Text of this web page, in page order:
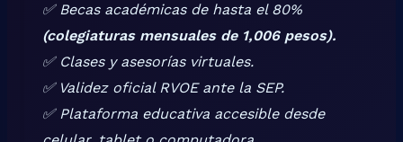
✅ Becas académicas de hasta el 80%
(colegiaturas mensuales de 1,006 pesos).
✅ Clases y asesorías virtuales.
✅ Validez oficial RVOE ante la SEP.
✅ Plataforma educativa accesible desde